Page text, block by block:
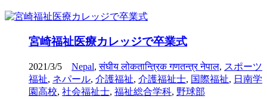
宮崎福祉医療カレッジで卒業式
2021/3/5 Nepal,संघीय लोकतान्त्रिक गणतन्त्र नेपाल, スポーツ
福祉, ネパール, 介護福祉, 介護福祉士, 国際福祉, 日南学
園高校, 社会福祉士, 福祉総合学科, 野球部